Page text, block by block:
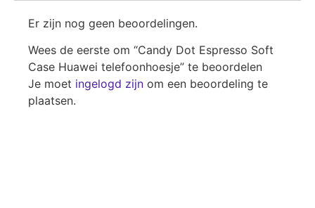
Er zijn nog geen beoordelingen.
Wees de eerste om “Candy Dot Espresso Soft
Case Huawei telefoonhoesje” te beoordelen
Je moet ingelogd zijn om een beoordeling te
plaatsen.